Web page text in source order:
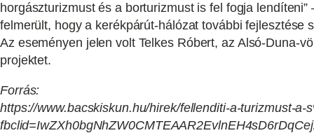
horgászturizmust és a borturizmust is fel fogja
felmerült, hogy a kerékpárút-hálózat további
Az eseményen jelen volt Telkes Róbert, az Alsó-Duna-
projektet.
Forrás:
https://www.bacskiskun.hu/hirek/fellenditi-a-turizmust-a-